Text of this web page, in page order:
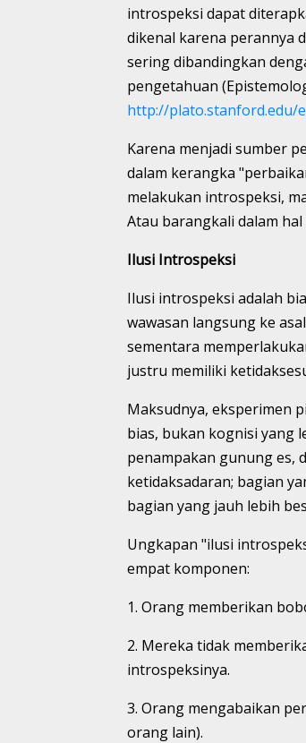
introspeksi dapat
dikenal karena perannya
sering dibandingkan
pengetahuan
http://plato.stanford.edu/
Karena menjadi sumber
dalam kerangka
melakukan introspeksi,
Atau barangkali dalam
Ilusi Introspeksi
Ilusi introspeksi adalah
wawasan langsung ke
sementara
justru memiliki
Maksudnya, eksperimen
bias, bukan kognisi yang
penampakan gunung es,
ketidaksadaran; bagian
bagian yang jauh lebih
Ungkapan "ilusi
empat komponen:
1. Orang memberikan
2. Mereka tidak
introspeksinya.
3. Orang mengabaikan
orang lain).